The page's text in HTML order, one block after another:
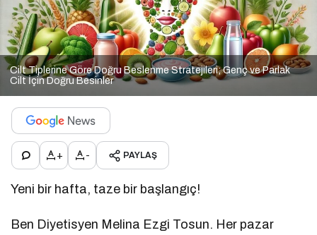
Cilt Tiplerine Göre Doğru Beslenme Stratejileri; Genç ve Parlak
Cilt İçin Doğru Besinler
+ - PAYLAŞ
Yeni bir hafta, taze bir başlangıç!
Ben Diyetisyen Melina Ezgi Tosun. Her pazar